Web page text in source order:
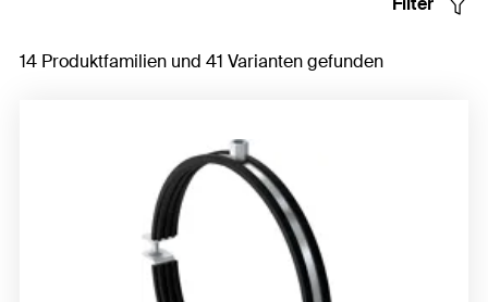
Abhängeelemente
14 Produktfamilien und 41 Varianten gefunden